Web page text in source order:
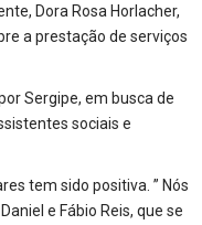
Dora Rosa Horlacher,
a prestação de serviços
Sergipe, em busca de
sociais e
tem sido positiva. ” Nós
e Fábio Reis, que se